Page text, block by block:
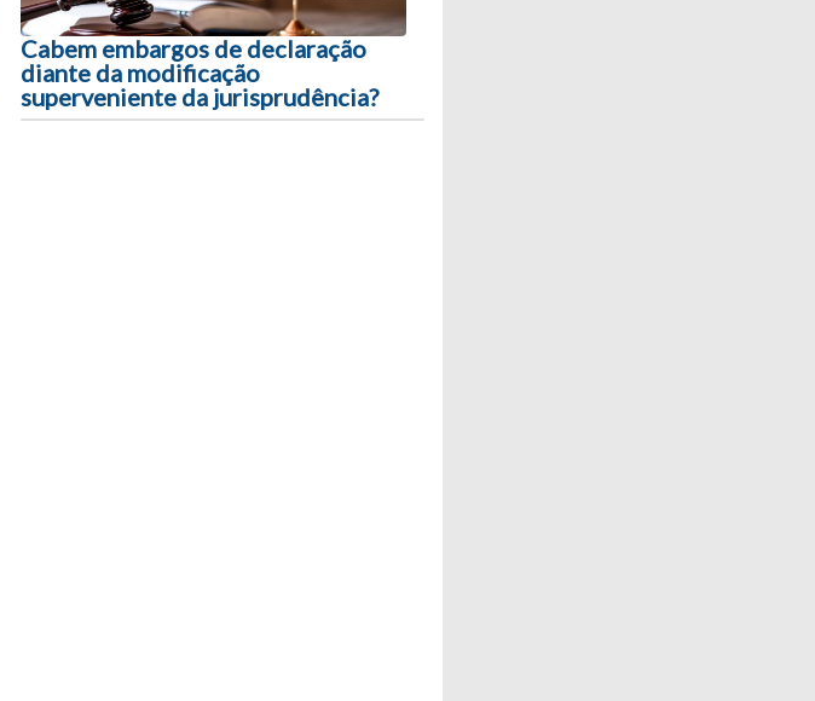
Cabem embargos de declaração
diante da modificação
superveniente da jurisprudência?